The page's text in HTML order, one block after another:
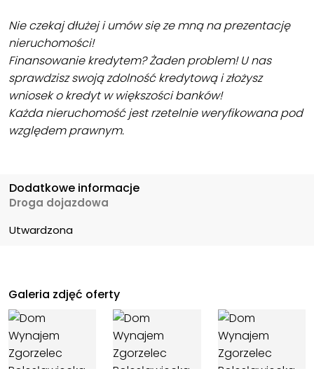
Nie czekaj dłużej i umów się ze mną na prezentację
nieruchomości!
Finansowanie kredytem? Żaden problem! U nas
sprawdzisz swoją zdolność kredytową i złożysz
wniosek o kredyt w większości banków!
Każda nieruchomość jest rzetelnie weryfikowana pod
względem prawnym.
Dodatkowe informacje
Droga dojazdowa
Utwardzona
Galeria zdjęć oferty